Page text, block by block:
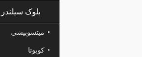
بلوک سیلندر
میتسوبیشی
کوبوتا